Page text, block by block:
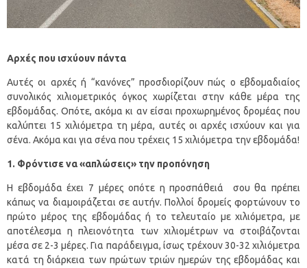
Αρχές που ισχύουν πάντα
Αυτές οι αρχές ή “κανόνες” προσδιορίζουν πώς ο εβδομαδιαίος
συνολικός χιλιομετρικός όγκος χωρίζεται στην κάθε μέρα της
εβδομάδας. Οπότε, ακόμα κι αν είσαι προχωρημένος δρομέας που
καλύπτει 15 χιλιόμετρα τη μέρα, αυτές οι αρχές ισχύουν και για
σένα. Ακόμα και για σένα που τρέχεις 15 χιλιόμετρα την εβδομάδα!
1. Φρόντισε να «απλώσεις» την προπόνηση
Η εβδομάδα έχει 7 μέρες οπότε η προσπάθειά σου θα πρέπει
κάπως να διαμοιράζεται σε αυτήν. Πολλοί δρομείς φορτώνουν το
πρώτο μέρος της εβδομάδας ή το τελευταίο με χιλιόμετρα, με
αποτέλεσμα η πλειονότητα των χιλιομέτρων να στοιβάζονται
μέσα σε 2-3 μέρες. Για παράδειγμα, ίσως τρέχουν 30-32 χιλιόμετρα
κατά τη διάρκεια των πρώτων τριών ημερών της εβδομάδας και